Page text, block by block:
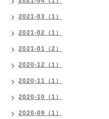
2021-03（1）
2021-02（1）
2021-01（2）
2020-12（1）
2020-11（1）
2020-10（1）
2020-09（1）